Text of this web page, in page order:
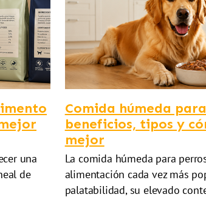
una
de
Comida húmeda
beneficios, tipos y
mejor
La comida húmeda para
alimentación cada vez más
palatabilidad, su elevado